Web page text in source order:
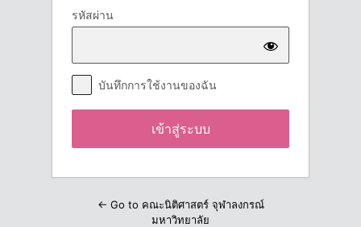
รหัสผ่าน
บันทึกการใช้งานของฉัน
← Go to คณะนิติศาสตร์ จุฬาลงกรณ์
มหาวิทยาลัย